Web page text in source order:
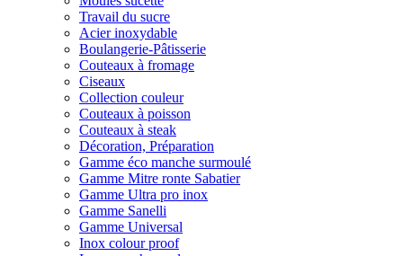
Travail du sucre
Acier inoxydable
Boulangerie-Pâtisserie
Couteaux à fromage
Ciseaux
Collection couleur
Couteaux à poisson
Couteaux à steak
Décoration, Préparation
Gamme éco manche surmoulé
Gamme Mitre ronte Sabatier
Gamme Ultra pro inox
Gamme Sanelli
Gamme Universal
Inox colour proof